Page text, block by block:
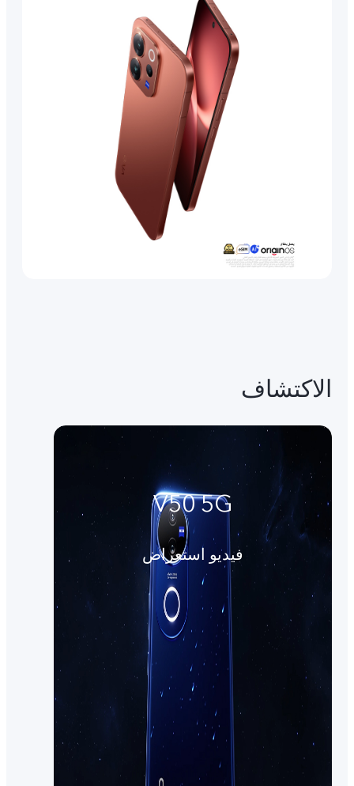
الاكتشاف
V50 5G
فيديو استعراض